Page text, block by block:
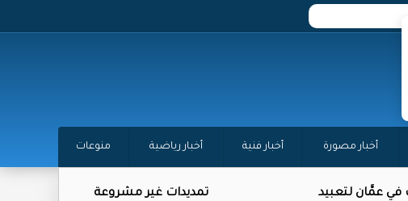
أخبار مصورة أخبار فنية أخبار رياضية منوعات
في عمَّان لتعبيد
تمديدات غير مشروعة